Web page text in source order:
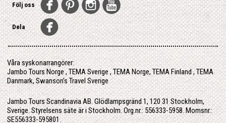
Följ oss
Dela
Våra syskonarrangörer:
Jambo Tours Norge,TEMA Sverige,TEMA Norge,TEMA Finland,TEMA
Danmark,Swanson’s Travel Sverige
Jambo Tours Scandinavia AB. Glödlampsgränd 1, 120 31 Stockholm,
Sverige. Styrelsens säte är i Stockholm. Org.nr.: 556333-5958. Momsnr.:
SE556333-595801.